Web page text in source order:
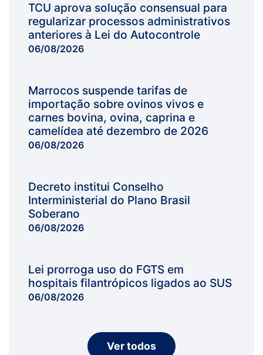
TCU aprova solução consensual para
regularizar processos administrativos
anteriores à Lei do Autocontrole
06/08/2026
Marrocos suspende tarifas de
importação sobre ovinos vivos e
carnes bovina, ovina, caprina e
camelídea até dezembro de 2026
06/08/2026
Decreto institui Conselho
Interministerial do Plano Brasil
Soberano
06/08/2026
Lei prorroga uso do FGTS em
hospitais filantrópicos ligados ao SUS
06/08/2026
Ver todos